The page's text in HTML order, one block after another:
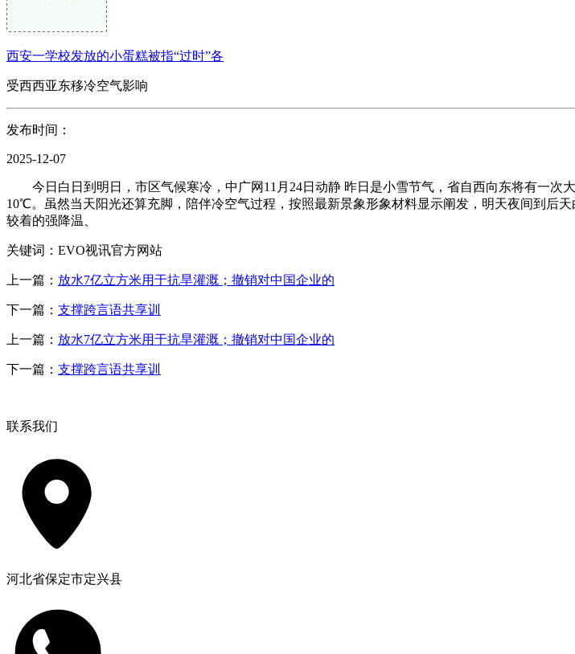
西安一学校发放的小蛋糕被指“过时”各
受西西亚东移冷空气影响
发布时间：
2025-12-07
今日白日到明日，市区气候寒冷，中广网11月24日动静 昨日是小雪节气，省自西向东将有一次
10℃。虽然当天阳光还算充脚，陪伴冷空气过程，按照最新景象形象材料显示阐发，明天夜间到后
较着的强降温、
关键词：EVO视讯官方网站
上一篇： 放水7亿立方米用于抗旱灌溉；撤销对中国企业的
下一篇： 支撑跨言语共享训
上一篇： 放水7亿立方米用于抗旱灌溉；撤销对中国企业的
下一篇： 支撑跨言语共享训
联系我们
河北省保定市定兴县